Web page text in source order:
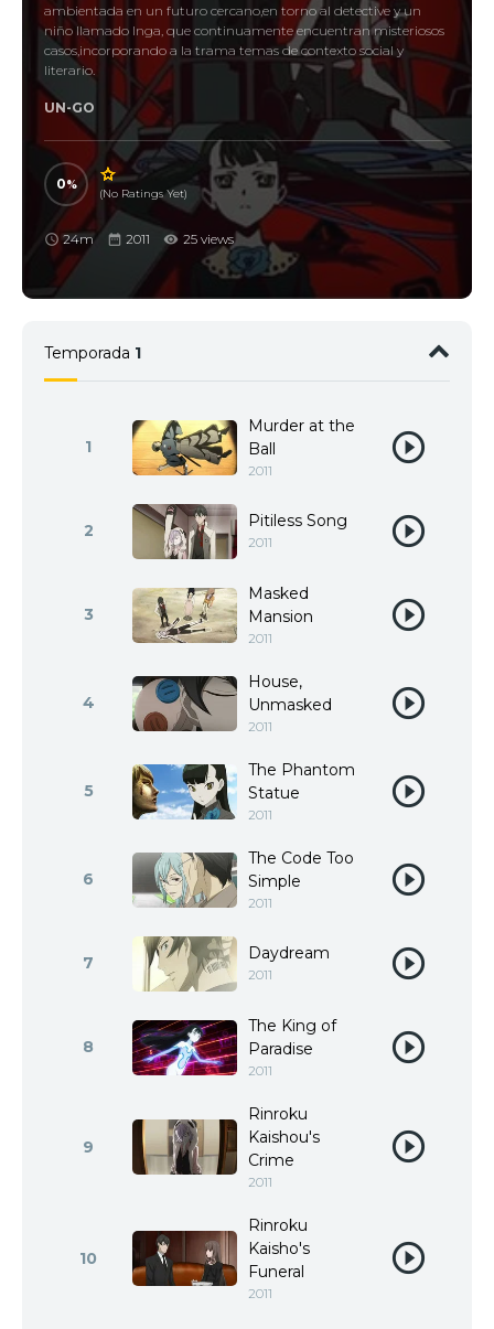
ambientada en un futuro cercano,en torno al detective y un
niño llamado Inga, que continuamente encuentran misteriosos
casos,incorporando a la trama temas de contexto social y
literario.
UN-GO
0
(No Ratings Yet)
24m 2011 25 views
Temporada 1
1
Murder at the
Ball
2011
2 Pitiless Song
2011
3
Masked
Mansion
2011
4
House,
Unmasked
2011
5
The Phantom
Statue
2011
6
The Code Too
Simple
2011
7 Daydream
2011
8
The King of
Paradise
2011
9
Rinroku
Kaishou's
Crime
2011
10
Rinroku
Kaisho's
Funeral
2011